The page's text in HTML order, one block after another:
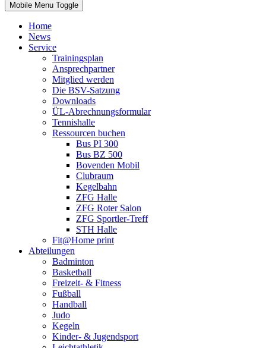
Mobile Menu Toggle
Home
News
Service
Trainingsplan
Ansprechpartner
Mitglied werden
Die BSV-Satzung
Downloads
ÜL-Abrechnungsformular
Tennishalle
Ressourcen buchen
Bus PI 300
Bus BZ 500
Bovenden Mobil
Clubraum
Kegelbahn
ZFG Halle
ZFG Roter Salon
ZFG Sportler-Treff
STH Halle
Fit@Home print
Abteilungen
Badminton
Basketball
Freizeit- & Fitness
Fußball
Handball
Judo
Kegeln
Kinder- & Jugendsport